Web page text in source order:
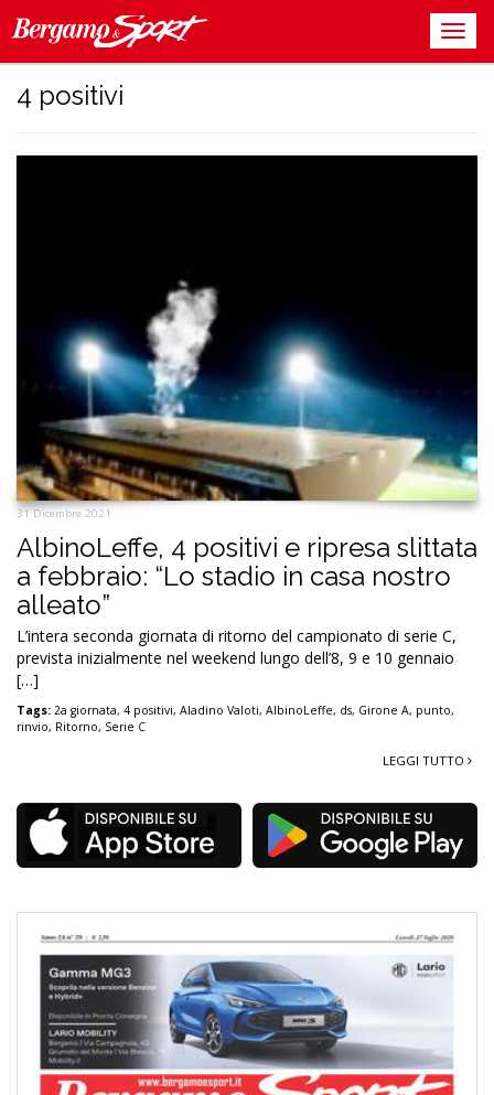
4 positivi
31 Dicembre 2021
AlbinoLeffe, 4 positivi e ripresa slittata
a febbraio: “Lo stadio in casa nostro
alleato”
L’intera seconda giornata di ritorno del campionato di serie C,
prevista inizialmente nel weekend lungo dell’8, 9 e 10 gennaio
[…]
Tags: 2a giornata, 4 positivi, Aladino Valoti, AlbinoLeffe, ds, Girone A, punto,
rinvio, Ritorno, Serie C
LEGGI TUTTO